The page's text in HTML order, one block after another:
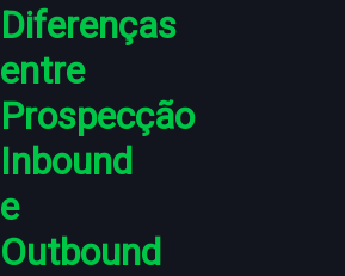
Diferenças
entre
Prospecção
Inbound
e
Outbound